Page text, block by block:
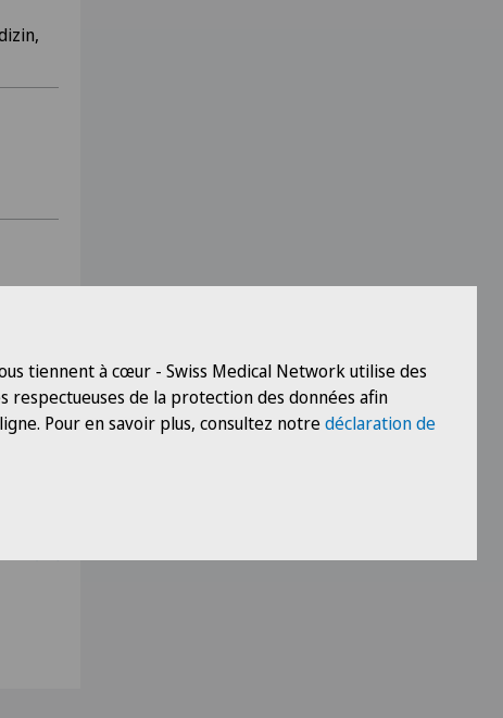
tiennent à cœur - Swiss Medical Network utilise des
respectueuses de la protection des données afin
Pour en savoir plus, consultez notredéclaration de